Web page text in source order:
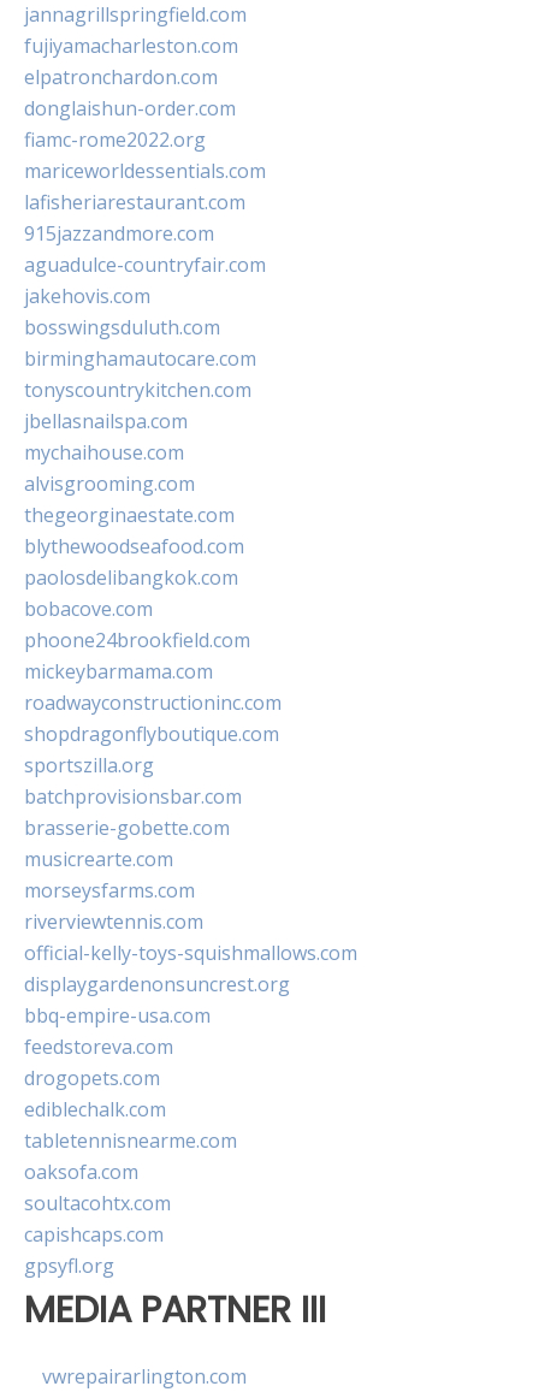
jannagrillspringfield.com
fujiyamacharleston.com
elpatronchardon.com
donglaishun-order.com
fiamc-rome2022.org
mariceworldessentials.com
lafisheriarestaurant.com
915jazzandmore.com
aguadulce-countryfair.com
jakehovis.com
bosswingsduluth.com
birminghamautocare.com
tonyscountrykitchen.com
jbellasnailspa.com
mychaihouse.com
alvisgrooming.com
thegeorginaestate.com
blythewoodseafood.com
paolosdelibangkok.com
bobacove.com
phoone24brookfield.com
mickeybarmama.com
roadwayconstructioninc.com
shopdragonflyboutique.com
sportszilla.org
batchprovisionsbar.com
brasserie-gobette.com
musicrearte.com
morseysfarms.com
riverviewtennis.com
official-kelly-toys-squishmallows.com
displaygardenonsuncrest.org
bbq-empire-usa.com
feedstoreva.com
drogopets.com
ediblechalk.com
tabletennisnearme.com
oaksofa.com
soultacohtx.com
capishcaps.com
gpsyfl.org
MEDIA PARTNER III
vwrepairarlington.com